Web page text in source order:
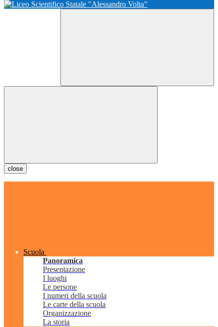
close
Scuola
Panoramica
Presentazione
I luoghi
Le persone
I numeri della scuola
Le carte della scuola
Organizzazione
La storia